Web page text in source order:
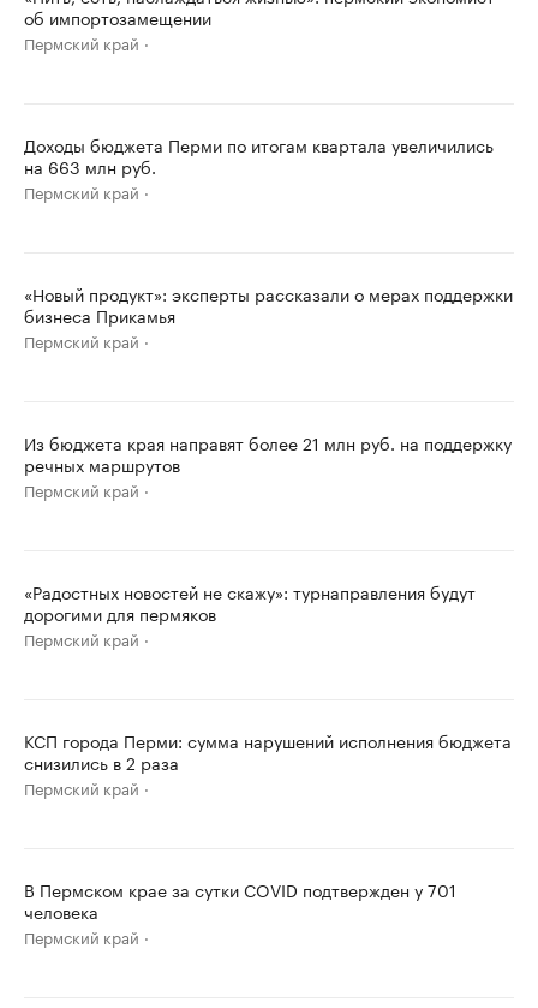
об импортозамещении
Пермский край
Доходы бюджета Перми по итогам квартала увеличились
на 663 млн руб.
Пермский край
«Новый продукт»: эксперты рассказали о мерах поддержки
бизнеса Прикамья
Пермский край
Из бюджета края направят более 21 млн руб. на поддержку
речных маршрутов
Пермский край
«Радостных новостей не скажу»: турнаправления будут
дорогими для пермяков
Пермский край
КСП города Перми: сумма нарушений исполнения бюджета
снизились в 2 раза
Пермский край
В Пермском крае за сутки COVID подтвержден у 701
человека
Пермский край